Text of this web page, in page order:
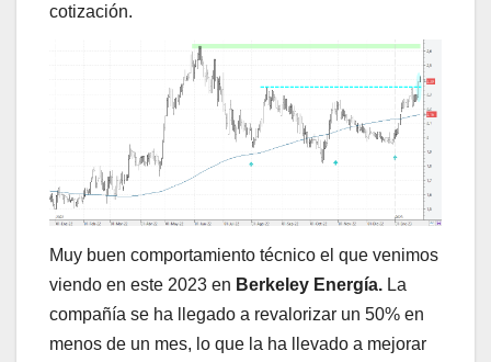
cotización.
Muy buen comportamiento técnico el que venimos
viendo en este 2023 en Berkeley Energía. La
compañía se ha llegado a revalorizar un 50% en
menos de un mes, lo que la ha llevado a mejorar